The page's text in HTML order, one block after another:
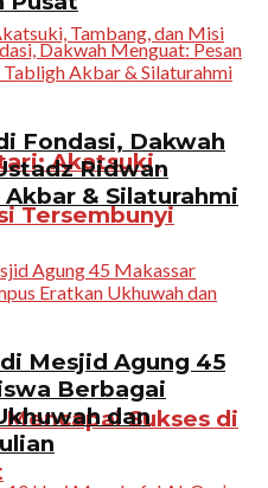
Akatsuki,
Tersembunyi
Sukses di
Fondasi, Dakwah
Ridwan
& Silaturahmi
Mesjid Agung 45
Berbagai
dan